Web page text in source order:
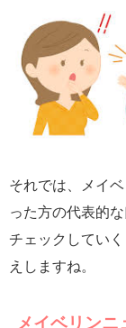
それでは、メイ
った方の代表的
チェックしてい
えしますね。
メイベリンニ